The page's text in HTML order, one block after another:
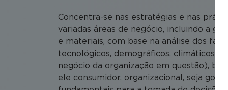
Concentra-se nas estratégias e nas
variadas áreas de negócio, incluindo a
e materiais, com base na análise dos
tecnológicos, demográficos, climáticos) e
negócio da organização em questão),
ele consumidor, organizacional, seja